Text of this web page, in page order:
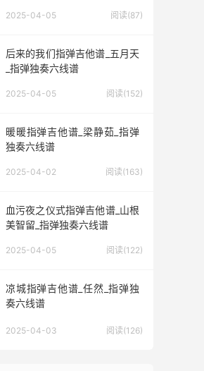
2025-04-05 阅读(87)
后来的我们指弹吉他谱_五月天
_指弹独奏六线谱
2025-04-05 阅读(152)
暖暖指弹吉他谱_梁静茹_指弹
独奏六线谱
2025-04-02 阅读(163)
血污夜之仪式指弹吉他谱_山根
美智留_指弹独奏六线谱
2025-04-05 阅读(122)
凉城指弹吉他谱_任然_指弹独
奏六线谱
2025-04-03 阅读(126)